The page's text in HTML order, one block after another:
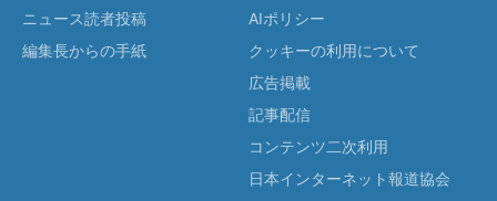
ニュース読者投稿
編集長からの手紙
AIポリシー
クッキーの利用について
広告掲載
記事配信
コンテンツ二次利用
日本インターネット報道協会